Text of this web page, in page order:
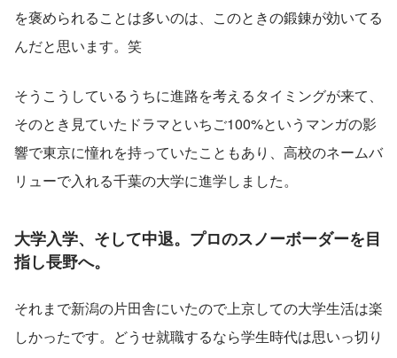
を褒められることは多いのは、このときの鍛錬が効いてる
んだと思います。笑
そうこうしているうちに進路を考えるタイミングが来て、
そのとき見ていたドラマといちご100%というマンガの影
響で東京に憧れを持っていたこともあり、高校のネームバ
リューで入れる千葉の大学に進学しました。
大学入学、そして中退。プロのスノーボーダーを目
指し長野へ。
それまで新潟の片田舎にいたので上京しての大学生活は楽
しかったです。どうせ就職するなら学生時代は思いっ切り